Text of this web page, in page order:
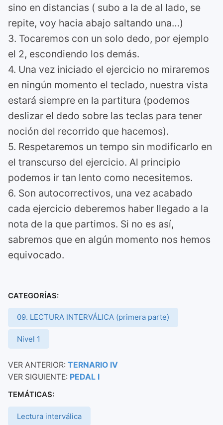
sino en distancias ( subo a la de al lado, se
repite, voy hacia abajo saltando una…)
3. Tocaremos con un solo dedo, por ejemplo
el 2, escondiendo los demás.
4. Una vez iniciado el ejercicio no miraremos
en ningún momento el teclado, nuestra vista
estará siempre en la partitura (podemos
deslizar el dedo sobre las teclas para tener
noción del recorrido que hacemos).
5. Respetaremos un tempo sin modificarlo en
el transcurso del ejercicio. Al principio
podemos ir tan lento como necesitemos.
6. Son autocorrectivos, una vez acabado
cada ejercicio deberemos haber llegado a la
nota de la que partimos. Si no es así,
sabremos que en algún momento nos hemos
equivocado.
CATEGORÍAS:
09. LECTURA INTERVÁLICA (primera parte)
Nivel 1
VER ANTERIOR: TERNARIO IV
VER SIGUIENTE: PEDAL I
TEMÁTICAS:
Lectura interválica